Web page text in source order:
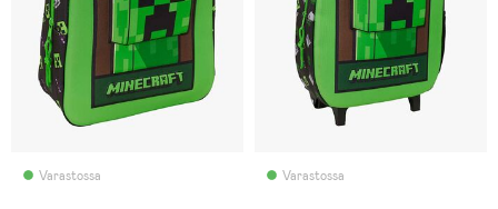
Varastossa Varastossa